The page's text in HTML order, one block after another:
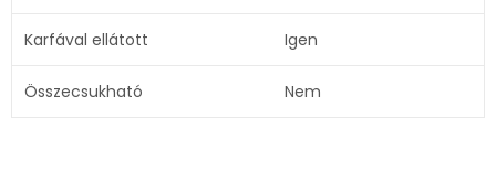
Karfával ellátott Igen
Összecsukható Nem